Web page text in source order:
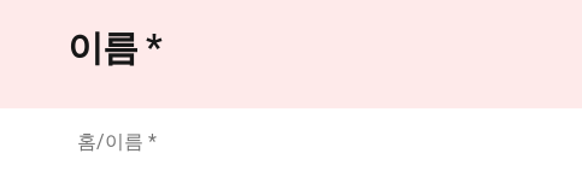
이름 *
홈/이름 *